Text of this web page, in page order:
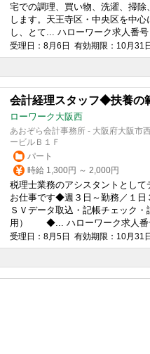
宅での調理、買い物、洗濯、掃
します。天王寺区・中央区を中
し、とて... ハローワーク求人番号
受理日：8月6日 有効期限：10月31
会計経理スタッフ◆扶養の
ローワーク大阪西
あおぞら会計事務所 - 大阪府大阪市
ービルＢ１Ｆ
パート
時給 1,300円 ～ 2,000円
税理士業務のアシスタントとし
お仕事です◆週３日～勤務／１
ＳＶデータ取込・記帳チェック
用） ◆... ハローワーク求人番
受理日：8月5日 有効期限：10月31